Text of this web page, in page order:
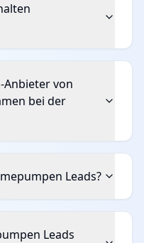
von
bei der
Leads?
Leads